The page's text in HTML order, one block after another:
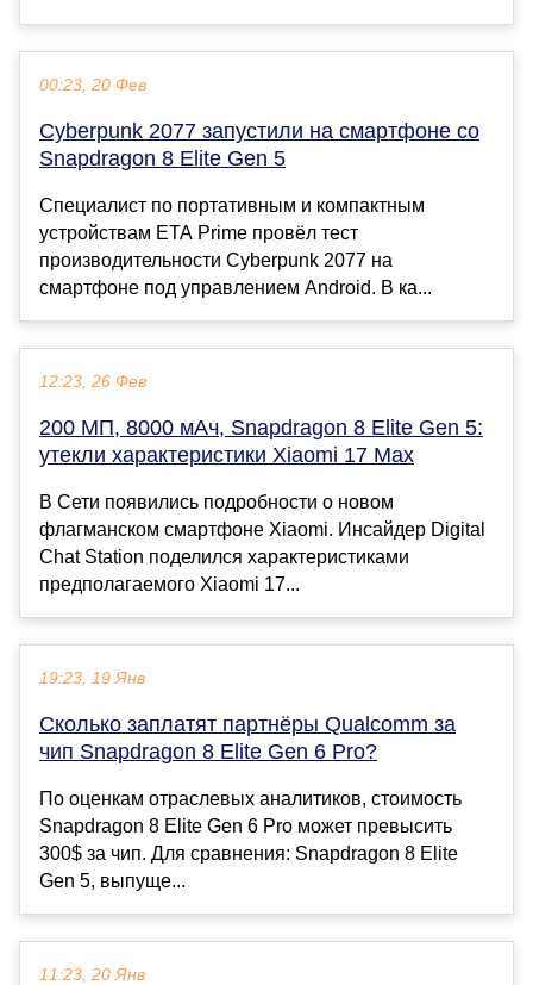
00:23, 20 Фев
Cyberpunk 2077 запустили на смартфоне со
Snapdragon 8 Elite Gen 5
Специалист по портативным и компактным
устройствам ETA Prime провёл тест
производительности Cyberpunk 2077 на
смартфоне под управлением Android. В ка...
12:23, 26 Фев
200 МП, 8000 мАч, Snapdragon 8 Elite Gen 5:
утекли характеристики Xiaomi 17 Max
В Сети появились подробности о новом
флагманском смартфоне Xiaomi. Инсайдер Digital
Chat Station поделился характеристиками
предполагаемого Xiaomi 17...
19:23, 19 Янв
Сколько заплатят партнёры Qualcomm за
чип Snapdragon 8 Elite Gen 6 Pro?
По оценкам отраслевых аналитиков, стоимость
Snapdragon 8 Elite Gen 6 Pro может превысить
300$ за чип. Для сравнения: Snapdragon 8 Elite
Gen 5, выпуще...
11:23, 20 Янв